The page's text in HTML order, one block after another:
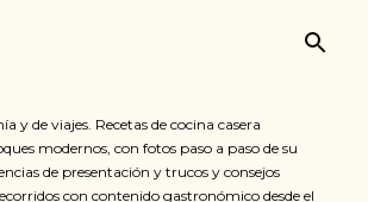
y de viajes. Recetas de cocina casera
modernos, con fotos paso a paso de su
de presentación y trucos y consejos
con contenido gastronómico desde el